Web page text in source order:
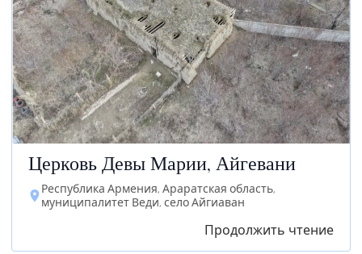
Церковь Девы Марии, Айгевани
Республика Армения, Араратская область,
муниципалитет Веди, село Айгиаван
Продолжить чтение